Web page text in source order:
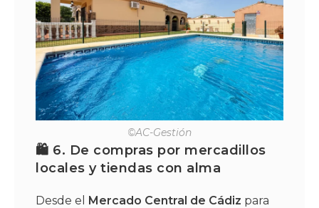
©AC-Gestión
🛍️ 6. De compras por mercadillos
locales y tiendas con alma
Desde el Mercado Central de Cádiz para